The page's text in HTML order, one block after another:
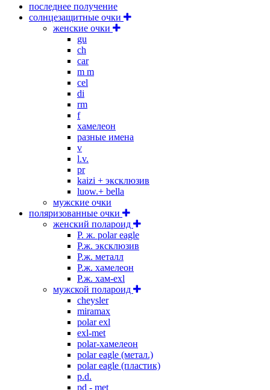
последнее получение
солнцезащитные очки
женские очки
gu
ch
car
m m
cel
di
rm
f
хамелеон
разные имена
v
l.v.
pr
kaizi + эксклюзив
luow.+ bella
мужские очки
поляризованные очки
женский полароид
P. ж. polar eagle
P.ж. эксклюзив
Р.ж. металл
P.ж. хамелеон
Р.ж. хам-exl
мужской полароид
cheysler
miramax
polar exl
exl-met
polar-хамелеон
polar eagle (метал.)
polar eagle (пластик)
p.d.
pd - met